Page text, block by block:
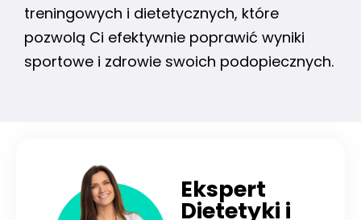
treningowych i dietetycznych, które
pozwolą Ci efektywnie poprawić wyniki
sportowe i zdrowie swoich podopiecznych.
Ekspert
Dietetyki i